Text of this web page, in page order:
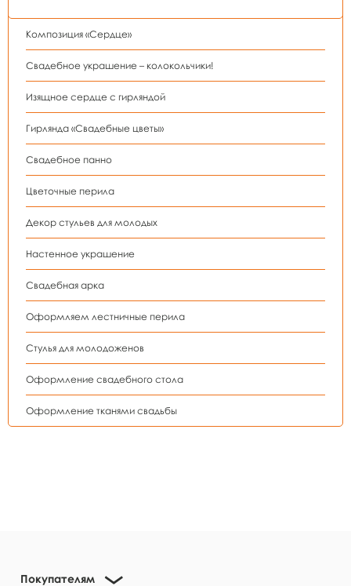
Композиция «Сердце»
Свадебное украшение – колокольчики!
Изящное сердце с гирляндой
Гирлянда «Свадебные цветы»
Свадебное панно
Цветочные перила
Декор стульев для молодых
Настенное украшение
Свадебная арка
Оформляем лестничные перила
Стулья для молодоженов
Оформление свадебного стола
Оформление тканями свадьбы
Покупателям